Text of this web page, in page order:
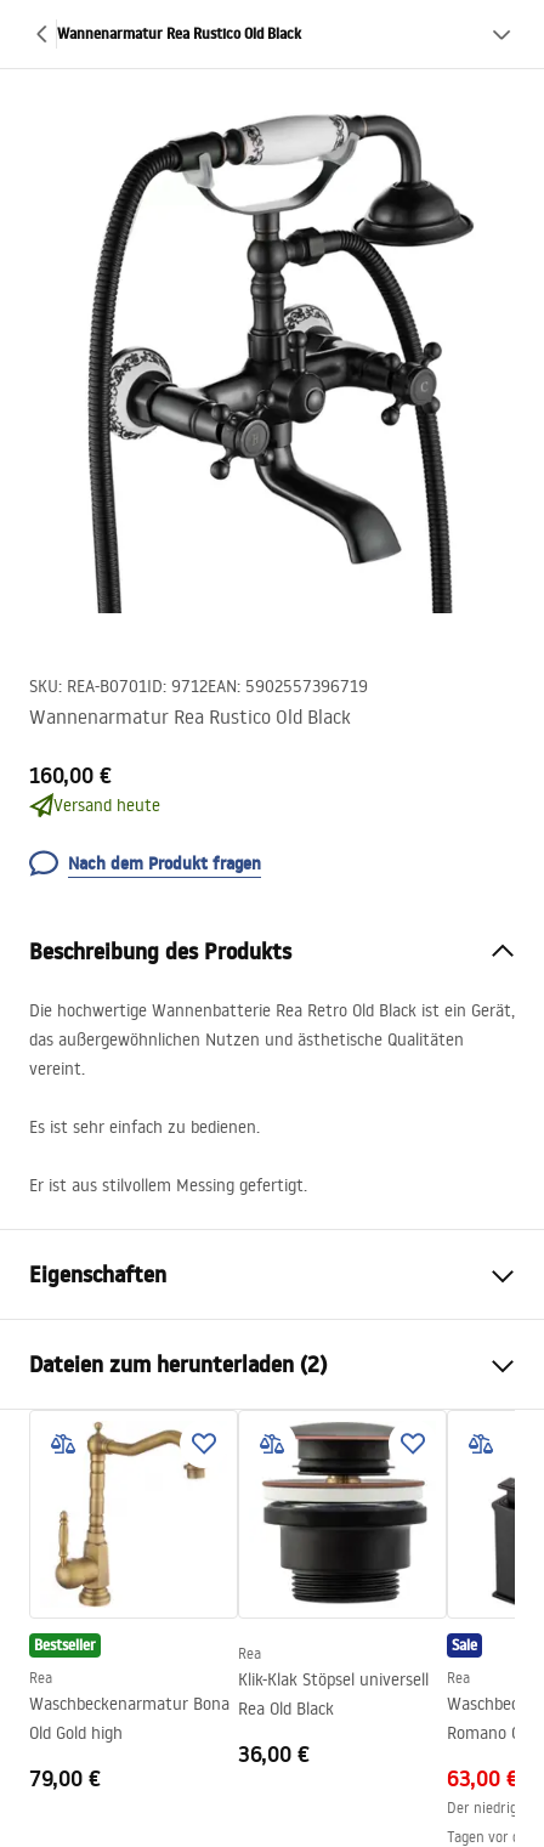
Wannenarmatur Rea Rustico Old Black
SKU: REA-B0701ID: 9712EAN: 5902557396719
Wannenarmatur Rea Rustico Old Black
160,00 €
Versand heute
Nach dem Produkt fragen
Beschreibung des Produkts
Die hochwertige Wannenbatterie Rea Retro Old Black ist ein Gerät,
das außergewöhnlichen Nutzen und ästhetische Qualitäten
vereint.
Es ist sehr einfach zu bedienen.
Er ist aus stilvollem Messing gefertigt.
Eigenschaften
Montageart
Wandmontage
Farbe
Schwarz
Auslaufart
Schwenkbar
Material
Messing
Auslauf Reichweite
150mm
Höhe
245mm
Beschichtungstechnologie
Electroplating
Anschuss Durchmesser
Anschlussmaß
150mm
Garantie
Dateien zum herunterladen (2)
Instrukcja montażu
Faucet.pdf
Garantiebedingungen
Warranty_Terms_and_Conditions_Faucets_-_5.pdf
Bestseller
Rea
Waschbeckenarmatur Bona
Old Gold high
79,00 €
Rea
Klik-Klak Stöpsel universell
Rea Old Black
36,00 €
Sale
Rea
Romano Old
63,00 €
Der niedrigste
Tagen vor dem